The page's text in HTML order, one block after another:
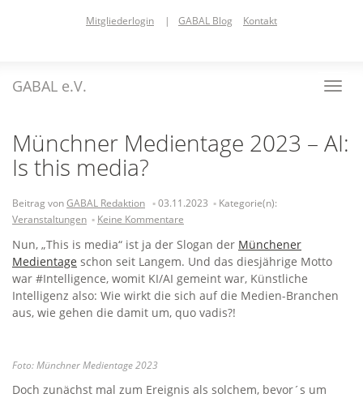
Mitgliederlogin | GABAL Blog Kontakt
GABAL e.V.
Münchner Medientage 2023 – AI:
Is this media?
Beitrag vonGABAL Redaktion 03.11.2023
Kategorie(n):
Veranstaltungen
Keine Kommentare
Nun, „This is media“ ist ja der Slogan der Münchener
Medientage schon seit Langem. Und das diesjährige Motto
war #Intelligence, womit KI/AI gemeint war, Künstliche
Intelligenz also: Wie wirkt die sich auf die Medien-Branchen
aus, wie gehen die damit um, quo vadis?!
Foto: Münchner Medientage 2023
Doch zunächst mal zum Ereignis als solchem, bevor´s um